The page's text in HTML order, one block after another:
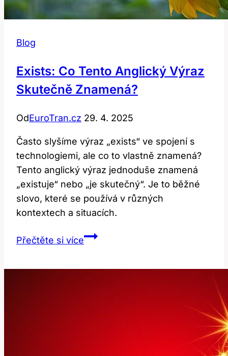
Blog
Exists: Co Tento Anglický Výraz
Skutečně Znamená?
OdEuroTran.cz 29. 4. 2025
Často slyšíme výraz „exists“ ve spojení s
technologiemi, ale co to vlastně znamená?
Tento anglický výraz jednoduše znamená
„existuje“ nebo „je skutečný“. Je to běžné
slovo, které se používá v různých
kontextech a situacích.
Přečtěte si víceExists: